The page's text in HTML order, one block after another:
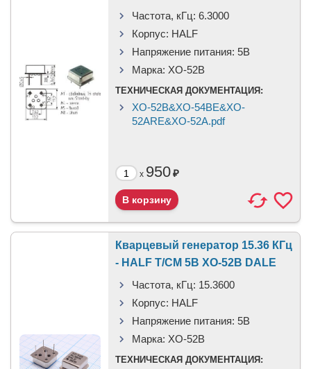
Частота, кГц: 6.3000
Корпус: HALF
Напряжение питания: 5В
Марка: XO-52B
ТЕХНИЧЕСКАЯ ДОКУМЕНТАЦИЯ:
XO-52B&XO-54BE&XO-
52ARE&XO-52A.pdf
x 950₽
Кварцевый генератор 15.36 КГц
- HALF T/CM 5В XO-52B DALE
Частота, кГц: 15.3600
Корпус: HALF
Напряжение питания: 5В
Марка: XO-52B
ТЕХНИЧЕСКАЯ ДОКУМЕНТАЦИЯ: